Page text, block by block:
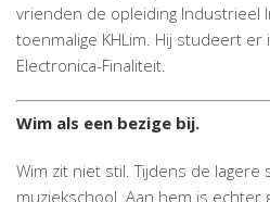
vrienden de opleiding Industrieel
toenmalige KHLim. Hij studeert
Electronica-Finaliteit.
Wim als een bezige bij.
Wim zit niet stil. Tijdens de
muziekschool. Aan hem is echter